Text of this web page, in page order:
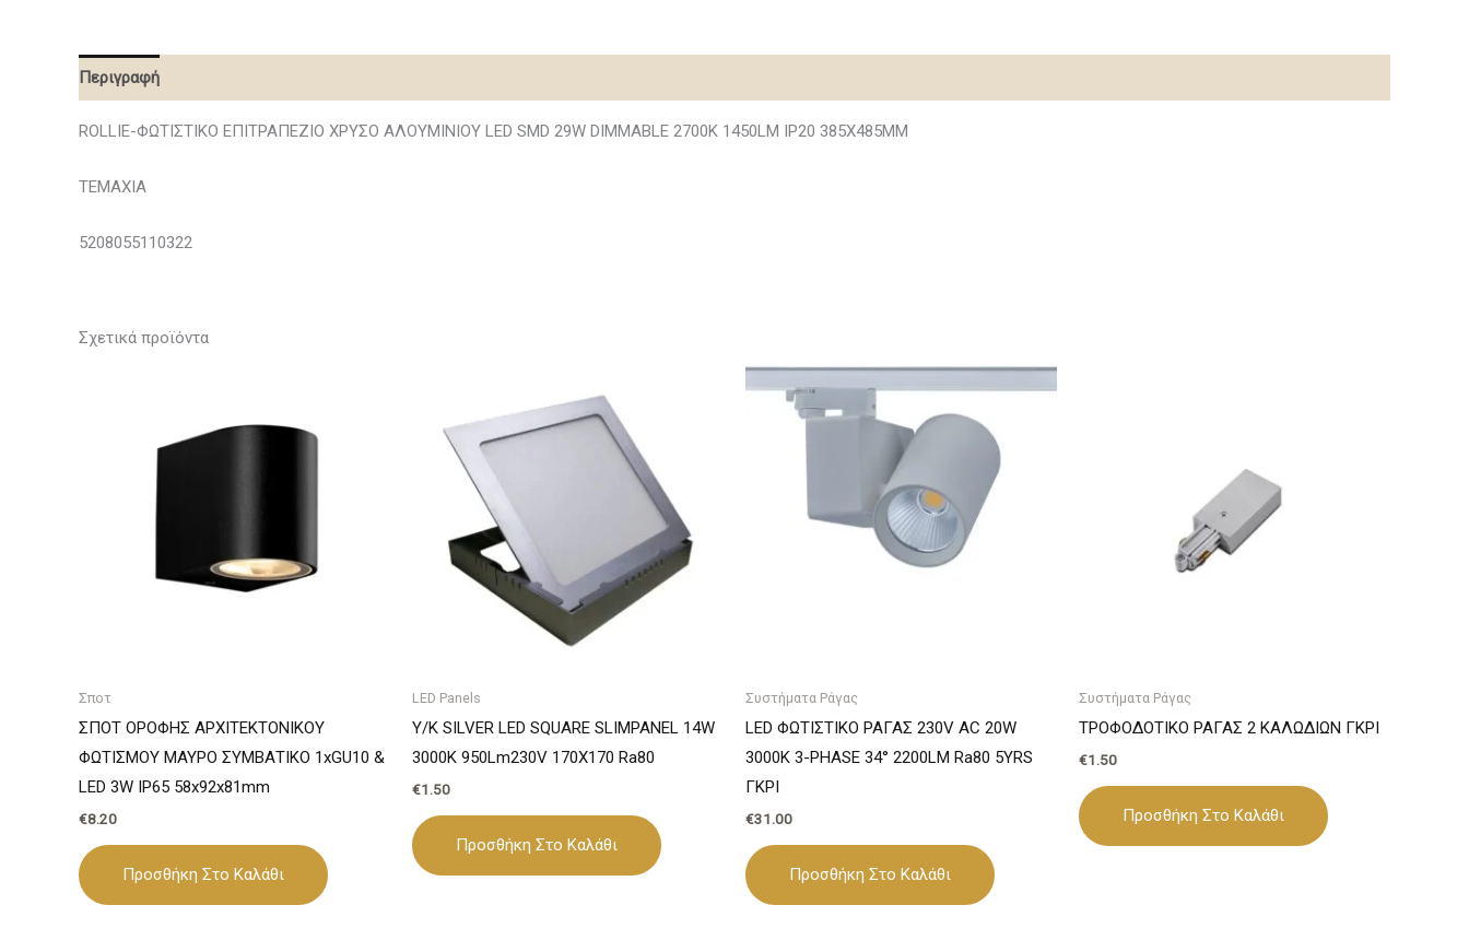
Περιγραφή
ROLLIE-ΦΩΤΙΣΤΙΚΟ ΕΠΙΤΡΑΠΕΖΙΟ ΧΡΥΣΟ ΑΛΟΥΜΙΝΙΟΥ LED SMD 29W DIMMABLE 2700K 1450LM IP20 385X485MM
ΤΕΜΑΧΙΑ
5208055110322
Σχετικά προϊόντα
Σποτ
ΣΠΟΤ ΟΡΟΦΗΣ ΑΡΧΙΤΕΚΤΟΝΙΚΟΥ
ΦΩΤΙΣΜΟΥ ΜΑΥΡΟ ΣΥΜΒΑΤΙΚΟ 1xGU10 &
LED 3W IP65 58x92x81mm
€8.20
Προσθήκη Στο Καλάθι
LED Panels
Υ/Κ SILVER LED SQUARE SLIMPANEL 14W
3000K 950Lm230V 170X170 Ra80
€1.50
Προσθήκη Στο Καλάθι
Συστήματα Ράγας
LED ΦΩΤΙΣΤΙΚΟ ΡΑΓΑΣ 230V AC 20W
3000K 3-PHASE 34° 2200LM Ra80 5YRS
ΓΚΡΙ
€31.00
Προσθήκη Στο Καλάθι
Συστήματα Ράγας
ΤΡΟΦΟΔΟΤΙΚΟ ΡΑΓΑΣ 2 ΚΑΛΩΔΙΩΝ ΓΚΡΙ
€1.50
Προσθήκη Στο Καλάθι